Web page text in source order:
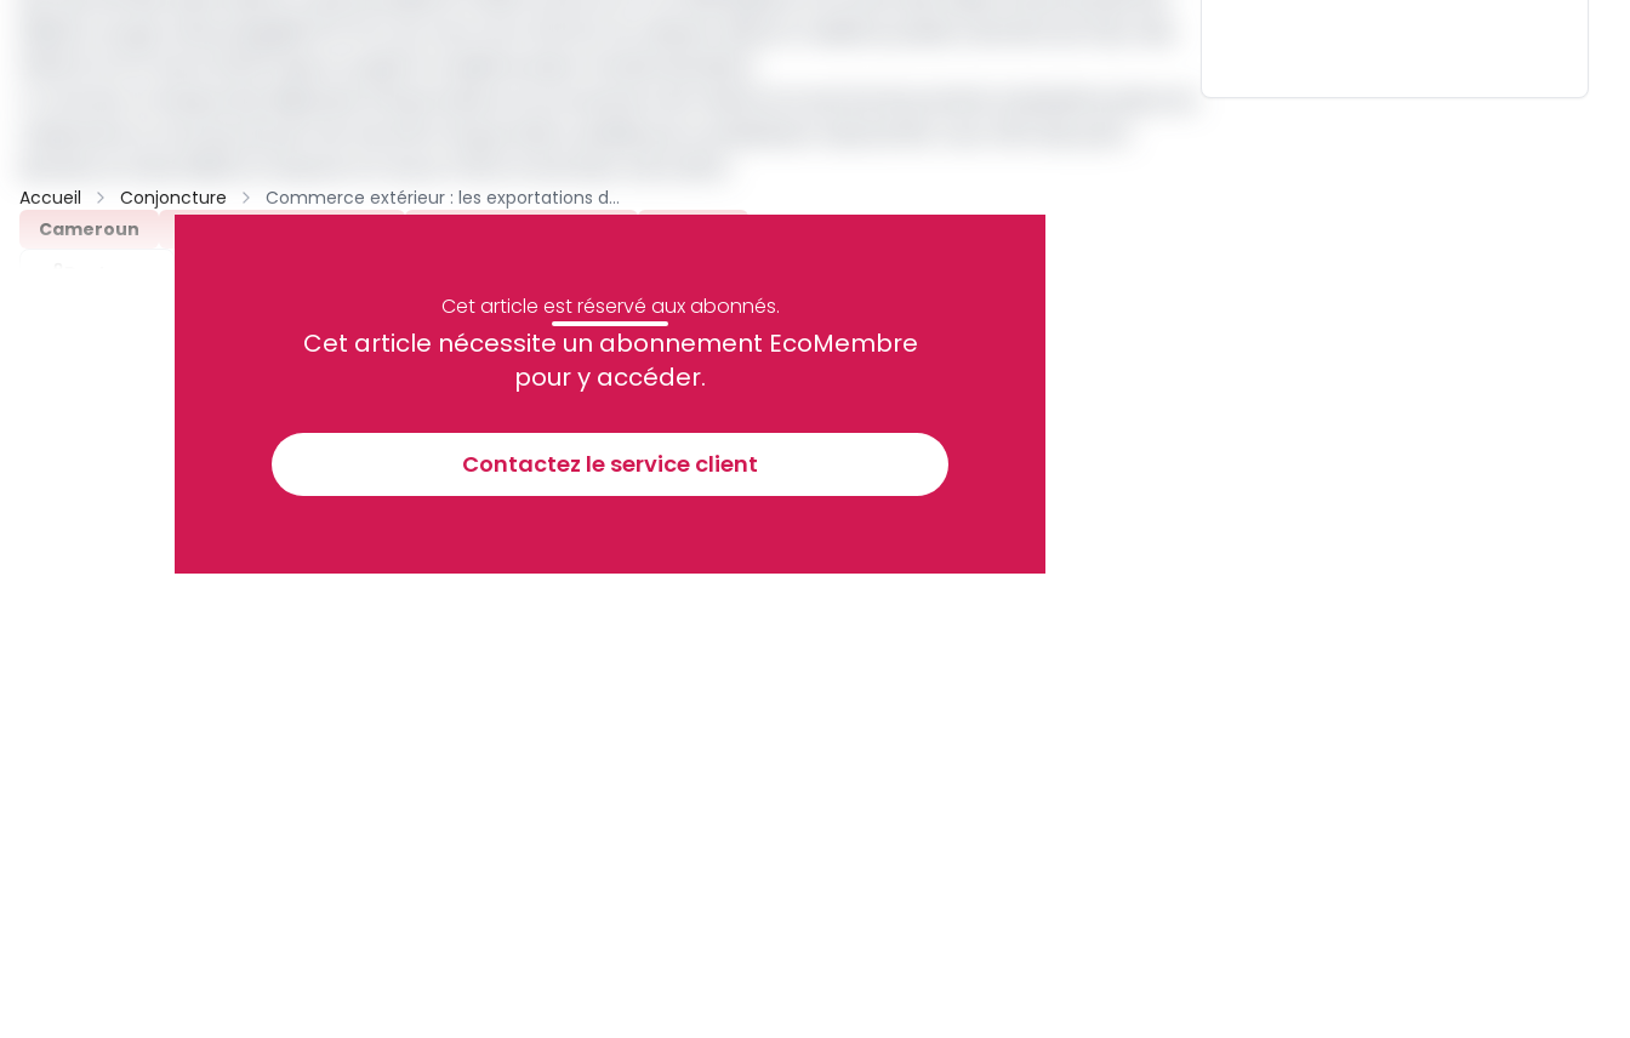
Cet article est réservé aux abonnés.
Cet article nécessite un abonnement EcoMembre
pour y accéder.
Contactez le service client
Accueil Conjoncture
Commerce extérieur : les exportations du Cameroun vers l'Inde chutent de 207 milliards de Fcfa en 2023 (-41,9%)
Cameroun
Recevez notre briefing économique et financier tous les jours avant 10 heures.
Sinscrire a la newsletter
En vous inscrivant à la newsletter, vous acceptez de recevoir nos communications. Vous pouvez vous désabonner à tout moment.